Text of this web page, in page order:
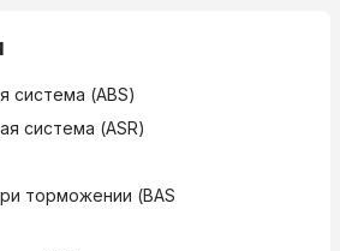
система (ABS)
система (ASR)
торможении (BAS